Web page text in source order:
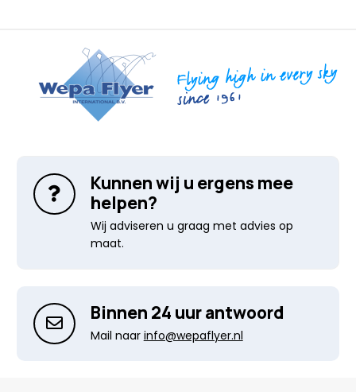
Kunnen wij u ergens mee
helpen?
Wij adviseren u graag met advies op
maat.
Binnen 24 uur antwoord
Mail naar info@wepaflyer.nl